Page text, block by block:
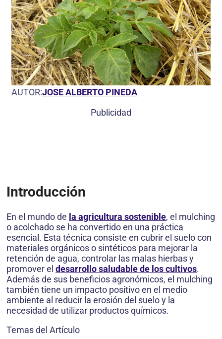
AUTOR:JOSE ALBERTO PINEDA
Publicidad
Introducción
En el mundo de la agricultura sostenible, el mulching
o acolchado se ha convertido en una práctica
esencial. Esta técnica consiste en cubrir el suelo con
materiales orgánicos o sintéticos para mejorar la
retención de agua, controlar las malas hierbas y
promover el desarrollo saludable de los cultivos.
Además de sus beneficios agronómicos, el mulching
también tiene un impacto positivo en el medio
ambiente al reducir la erosión del suelo y la
necesidad de utilizar productos químicos.
Temas del Artículo